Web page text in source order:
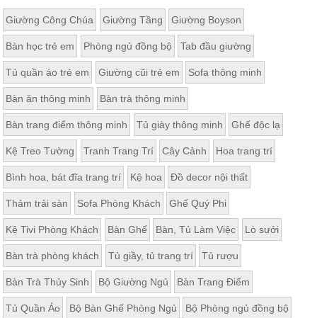
tầng,
bàn
học, tủ
sách
Nội
Thất
Phòng
Khách
Sofa,
tủ
rượu,
Bàn
Nội
Thất
Phòng
Ngủ
Giường
ngủ, tủ
áo, bàn
trang
Giường Công Chúa Giường Tầng Giường Boyson
Bàn học trẻ em Phòng ngủ đồng bộ Tab đầu giường
Tủ quần áo trẻ em Giường cũi trẻ em Sofa thông minh
Bàn ăn thông minh Bàn trà thông minh
Bàn trang điểm thông minh Tủ giày thông minh Ghế độc lạ
Kệ Treo Tường Tranh Trang Trí Cây Cảnh Hoa trang trí
Bình hoa, bát đĩa trang trí Kệ hoa Đồ decor nội thất
Thảm trải sàn Sofa Phòng Khách Ghế Quý Phi
Kệ Tivi Phòng Khách Bàn Ghế Bàn, Tủ Làm Việc Lò sưởi
Bàn trà phòng khách Tủ giầy, tủ trang trí Tủ rượu
Bàn Trà Thủy Sinh Bộ Giường Ngủ Bàn Trang Điểm
Tủ Quần Áo Bộ Bàn Ghế Phòng Ngủ Bộ Phòng ngủ đồng bộ